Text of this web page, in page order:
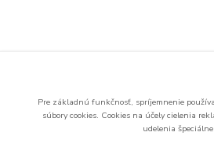
Pre základnú funkčnosť, spríjemnenie
súbory cookies. Cookies na účely cielenia
udelenia